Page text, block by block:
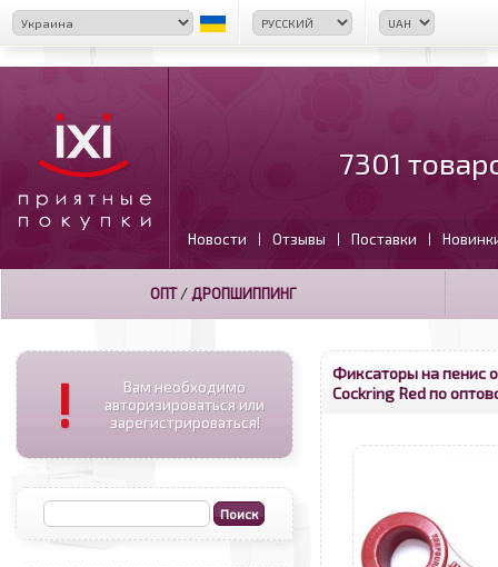
7301
Новости | Отзывы | Поставки |
ОПТ/ ДРОПШИППИНГ
!
Вам необходимо
авторизироваться или
зарегистрироваться!
Фиксаторы на пенис
Cockring Red по